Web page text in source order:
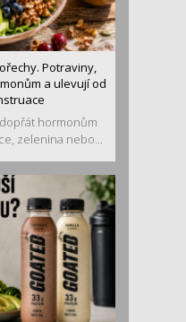
Potraviny,
a ulevují od
hormonům
zelenina nebo...